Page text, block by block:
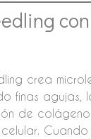
crea
finas agujas,
de colágeno